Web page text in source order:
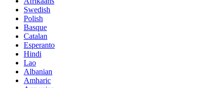
Swedish
Polish
Basque
Catalan
Esperanto
Hindi
Lao
Albanian
Amharic